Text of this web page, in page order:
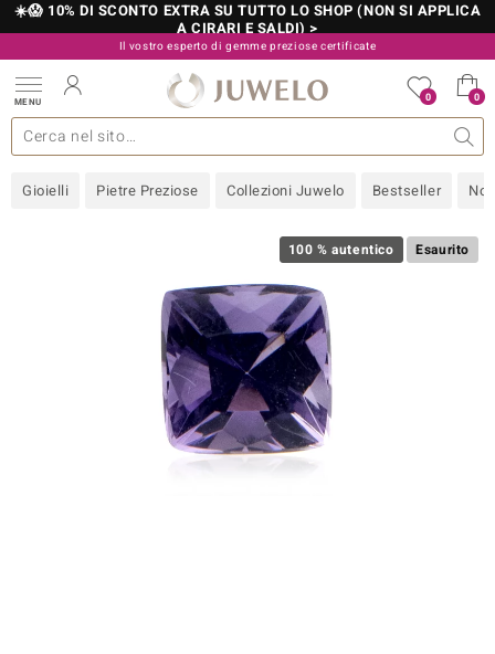
☀️😱 10% DI SCONTO EXTRA SU TUTTO LO SHOP (NON SI APPLICA
A CIRARI E SALDI) >
Il vostro esperto di gemme preziose certificate
800 986 787
MENU 0 0
Gioielli Pietre Preziose Collezioni Juwelo Bestseller
gioielli Design Metallo prezioso Misure anelli
più importanti Pietre preziose per colore Pietre preziose
Informazioni generali Approfondimenti Consigli
Acquistare in diretta Juwelo
100 % autentico Esaurito